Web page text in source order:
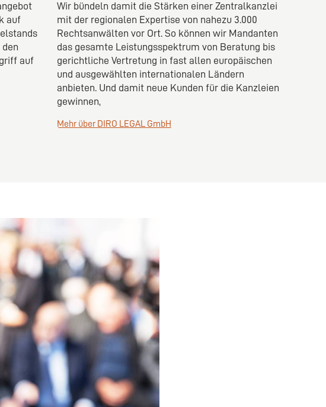
auf
den
auf
Wir bündeln damit die Stärken einer Zentralkanzlei
mit der regionalen Expertise von nahezu 3.000
Rechtsanwälten vor Ort. So können wir Mandanten
das gesamte Leistungsspektrum von Beratung bis
gerichtliche Vertretung in fast allen europäischen
und ausgewählten internationalen Ländern
anbieten. Und damit neue Kunden für die Kanzleien
gewinnen,
Mehr über DIRO LEGAL GmbH